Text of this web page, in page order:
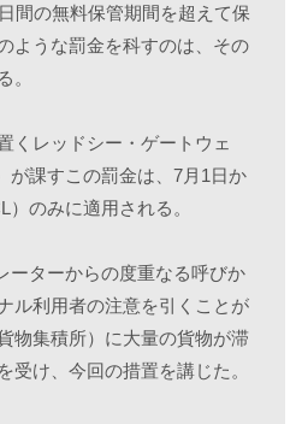
間の無料保管期間を超えて保
ような罰金を科すのは、その
。
くレッドシー・ゲートウェ
が課すこの罰金は、7月1日か
のみに適用される。
ーターからの度重なる呼びか
ル利用者の注意を引くことが
物集積所）に大量の貨物が滞
受け、今回の措置を講じた。